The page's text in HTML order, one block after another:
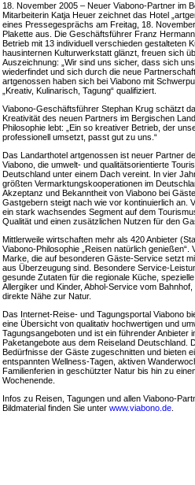
18. November 2005 – Neuer Viabono-Partner im
Mitarbeiterin Katja Heuer zeichnet das Hotel
eines Pressegesprächs am Freitag, 18.
Plakette aus. Die Geschäftsführer Franz
Betrieb mit 13 individuell verschieden gestalteten
hausinternen Kulturwerkstatt glänzt, freuen sich
Auszeichnung: „Wir sind uns sicher, dass sich
wiederfindet und sich durch die neue
artgenossen haben sich bei Viabono mit
„Kreativ, Kulinarisch, Tagung“ qualifiziert.
Viabono-Geschäftsführer Stephan Krug schätzt
Kreativität des neuen Partners im Bergischen
Philosophie lebt: „Ein so kreativer Betrieb, der
professionell umsetzt, passt gut zu uns.“
Das Landarthotel artgenossen ist neuer Partner
Viabono, die umwelt- und qualitätsorientierte
Deutschland unter einem Dach vereint. In vier
größten Vermarktungskooperationen im
Akzeptanz und Bekanntheit von Viabono bei
Gastgebern steigt nach wie vor kontinuierlich an.
ein stark wachsendes Segment auf dem
Qualität und einen zusätzlichen Nutzen für den
Mittlerweile wirtschaften mehr als 420 Anbieter
Viabono-Philosophie „Reisen natürlich genießen“.
Marke, die auf besonderen Gäste-Service setzt
aus Überzeugung sind. Besondere Service-
gesunde Zutaten für die regionale Küche,
Allergiker und Kinder, Abhol-Service vom
direkte Nähe zur Natur.
Das Internet-Reise- und Tagungsportal Viabono
eine Übersicht von qualitativ hochwertigen und
Tagungsangeboten und ist ein führender Anbieter
Paketangebote aus dem Reiseland Deutschland.
Bedürfnisse der Gäste zugeschnitten und bieten
entspannten Wellness-Tagen, aktiven
Familienferien in geschützter Natur bis hin zu
Wochenende.
Infos zu Reisen, Tagungen und allen Viabono-
Bildmaterial finden Sie unter www.viabono.de